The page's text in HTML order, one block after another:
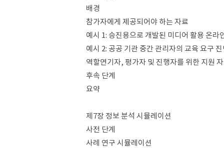
배경
참가자에게 제공되어야 하는 자료
예시 1: 승진용으로 개발된 미디어 활용 온라
예시 2: 공공 기관 중간 관리자의 교육 요구
역할연기자, 평가자 및 진행자를 위한 지원
후속 단계
요약
제7장 정보 분석 시뮬레이션
사전 단계
사례 연구 시뮬레이션